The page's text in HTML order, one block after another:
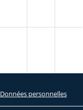
Données personnelles